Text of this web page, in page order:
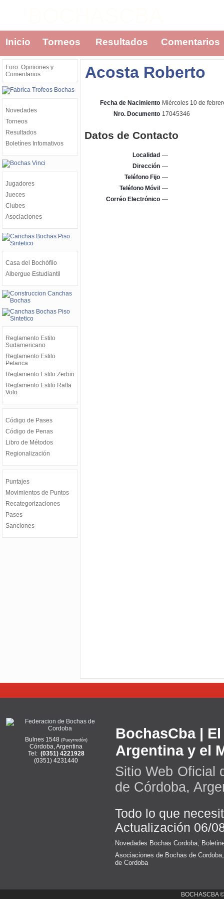
Inicio Torneos Resultados Comentarios
Foro: Opiniones y
Comentarios
Novedades
Torneos
Resultados
Boletínes Infomativos
Jugadores
Jueces
Clubes
Asociaciones
Casa del Bochófilo
Albergue Estudiantil
Reglamento Estilo
Sudamericano
Reglamento Estilo
Petanca
Reglamento Estilo Zerbin
Reglamento Estilo Raffa
Volo
Código de Pases
Código de Penas
Libro de Métodos
Regionalización
Puntajes
Movimientos de Puntos
Recategorizaciones
Pases
Sanciones
Acosta Roberto
Fecha de Nacimiento Miércoles 10 de
Nro. Documento 17045346
Datos de Contacto
Localidad ---
Dirección ---
Teléfono Fijo ---
Teléfono Móvil ---
Corréo Electrónico ---
Bulnes 1548 (Pueyrredón)
Córdoba, Argentina
Tel: (0351) 4221928
(0351) 4231440
BochasCba |
Argentina y el
Sitio Web Oficial
de Córdoba,
Todo lo que
Actualización 06/
Novedades Bochas Cordoba
Asociaciones de Bochas de Cordoba
de Cordoba
BOCHASCBA